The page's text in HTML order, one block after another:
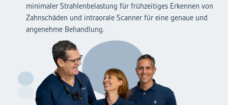
minimaler Strahlenbelastung für frühzeitiges Erkennen von
Zahnschäden und intraorale Scanner für eine genaue und
angenehme Behandlung.